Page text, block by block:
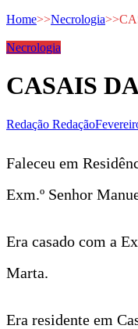
Home>>Necrologia>>
Necrologia
CASAIS
Redação Redação
Faleceu em
Exm.º Senhor
Era casado com a
Marta.
Era residente em